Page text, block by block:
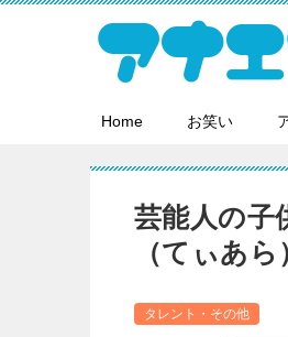
Home お笑い
芸能人の子
（てぃあら
タレント・その他